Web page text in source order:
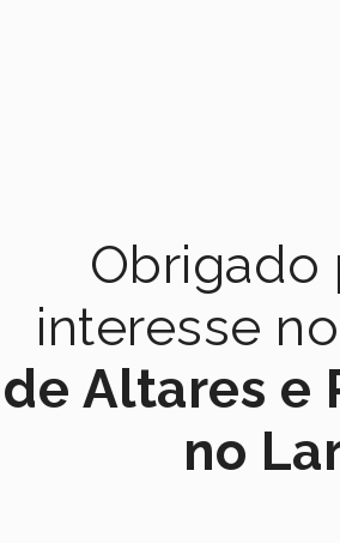
Obrigado
interesse no
de Altares e
no